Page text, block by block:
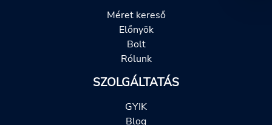
Méret kereső
Előnyök
Bolt
Rólunk
SZOLGÁLTATÁS
GYIK
Blog